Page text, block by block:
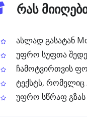
რას
ასლად გასატან
უფრო სუფთა
ჩამოტვირთვის
ტექსტს, რომელიც
უფრო სწრაფ გზას